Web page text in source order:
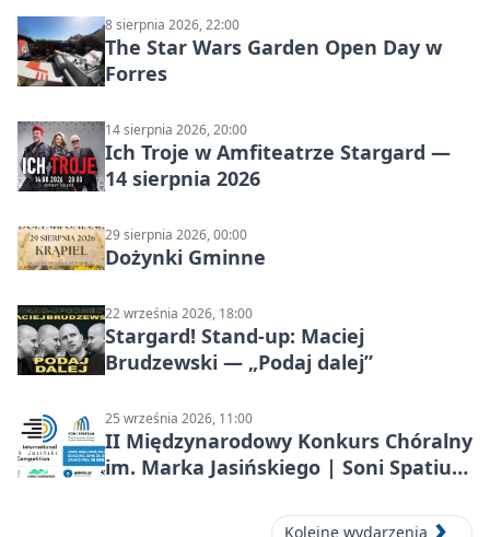
8 sierpnia 2026, 22:00
The Star Wars Garden Open Day w
Forres
14 sierpnia 2026, 20:00
Ich Troje w Amfiteatrze Stargard —
14 sierpnia 2026
29 sierpnia 2026, 00:00
Dożynki Gminne
22 września 2026, 18:00
Stargard! Stand-up: Maciej
Brudzewski — „Podaj dalej”
25 września 2026, 11:00
II Międzynarodowy Konkurs Chóralny
im. Marka Jasińskiego | Soni Spatium
Kolejne wydarzenia